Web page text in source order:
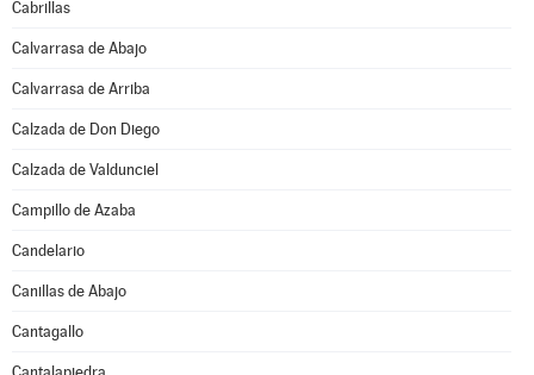
Cabrillas
Calvarrasa de Abajo
Calvarrasa de Arriba
Calzada de Don Diego
Calzada de Valdunciel
Campillo de Azaba
Candelario
Canillas de Abajo
Cantagallo